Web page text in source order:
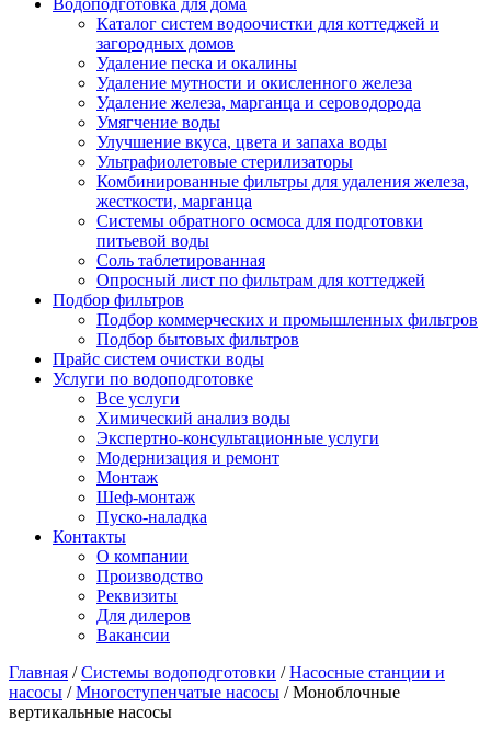
Водоподготовка для дома
Каталог систем водоочистки для коттеджей и
загородных домов
Удаление песка и окалины
Удаление мутности и окисленного железа
Удаление железа, марганца и сероводорода
Умягчение воды
Улучшение вкуса, цвета и запаха воды
Ультрафиолетовые стерилизаторы
Комбинированные фильтры для удаления железа,
жесткости, марганца
Системы обратного осмоса для подготовки
питьевой воды
Соль таблетированная
Опросный лист по фильтрам для коттеджей
Подбор фильтров
Подбор коммерческих и промышленных фильтров
Подбор бытовых фильтров
Прайс систем очистки воды
Услуги по водоподготовке
Все услуги
Химический анализ воды
Экспертно-консультационные услуги
Модернизация и ремонт
Монтаж
Шеф-монтаж
Пуско-наладка
Контакты
О компании
Производство
Реквизиты
Для дилеров
Вакансии
Главная /Системы водоподготовки /Насосные станции и
насосы /Многоступенчатые насосы /Моноблочные
вертикальные насосы